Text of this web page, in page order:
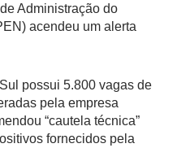
Administração do
acendeu um alerta
possui 5.800 vagas de
pela empresa
“cautela técnica”
fornecidos pela